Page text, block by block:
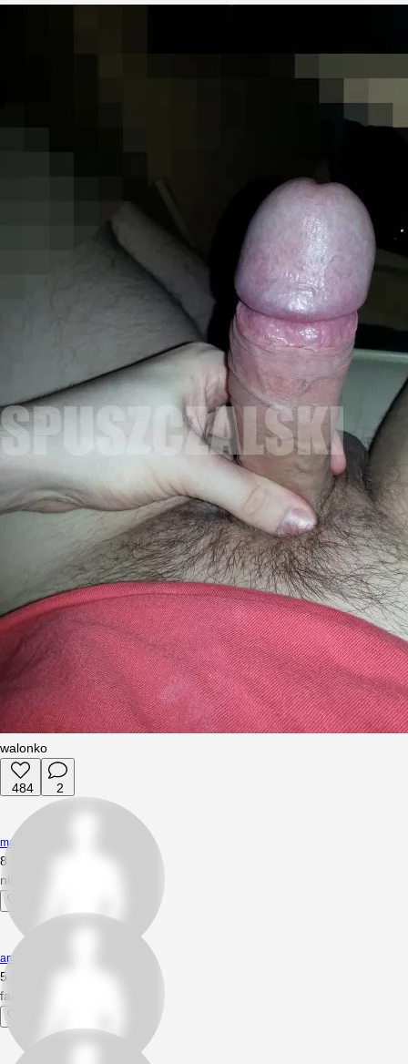
walonko
484 2
martin12334
8.10.2023
nie zły sprzęt
antonio2010
5.02.2022
fakt fajny ogier